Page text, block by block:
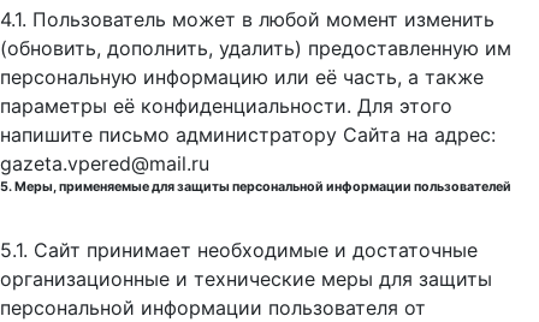
4.1. Пользователь может в любой момент изменить
(обновить, дополнить, удалить) предоставленную им
персональную информацию или её часть, а также
параметры её конфиденциальности. Для этого
напишите письмо администратору Сайта на адрес:
gazeta.vpered@mail.ru
5. Меры, применяемые для защиты персональной информации пользователей
5.1. Сайт принимает необходимые и достаточные
организационные и технические меры для защиты
персональной информации пользователя от